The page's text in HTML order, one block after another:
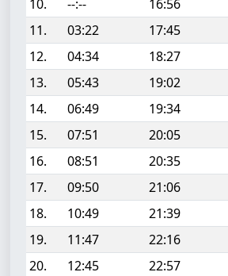
10.
--:-- 16:56
11.
03:22 17:45
12.
04:34 18:27
13.
05:43 19:02
14.
06:49 19:34
15.
07:51 20:05
16.
08:51 20:35
17.
09:50 21:06
18.
10:49 21:39
19.
11:47 22:16
20.
12:45 22:57